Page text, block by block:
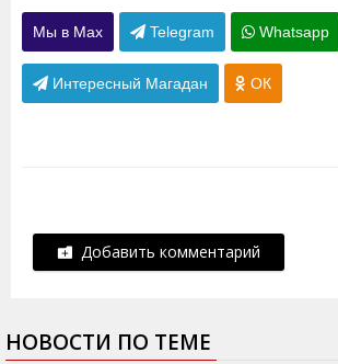
Мы в Max Telegram Whatsapp
Интересный Магадан ОК
Добавить комментарий
НОВОСТИ ПО ТЕМЕ